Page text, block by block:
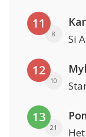
11
8 Si
12
10
13
21